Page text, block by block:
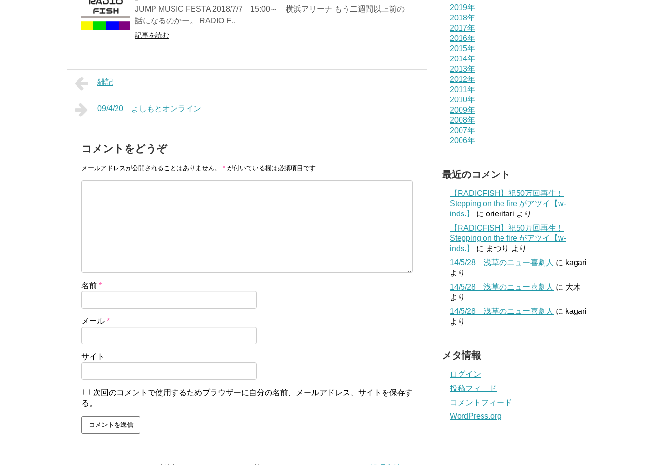
JUMP MUSIC FESTA 2018/7/7 15:00～ 横浜アリーナ もう二週間以上前の
話になるのかー。 RADIO F...
記事を読む
雑記
09/4/20 よしもとオンライン
コメントをどうぞ
メールアドレスが公開されることはありません。 * が付いている欄は必須項目です
名前 *
メール *
サイト
次回のコメントで使用するためブラウザーに自分の名前、メールアドレス、サイトを保存す
る。
2019年
2018年
2017年
2016年
2015年
2014年
2013年
2012年
2011年
2010年
2009年
2008年
2007年
2006年
最近のコメント
【RADIOFISH】祝50万回再生！
Stepping on the fire がアツイ【w-
inds.】
に orieritari より
【RADIOFISH】祝50万回再生！
Stepping on the fire がアツイ【w-
inds.】
に まつり より
14/5/28 浅草のニュー喜劇人 に kagari
より
14/5/28 浅草のニュー喜劇人 に 大木
より
14/5/28 浅草のニュー喜劇人 に kagari
より
メタ情報
ログイン
投稿フィード
コメントフィード
WordPress.org